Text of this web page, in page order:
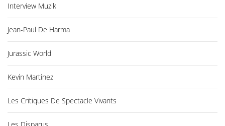
Interview Muzik
Jean-Paul De Harma
Jurassic World
Kevin Martinez
Les Critiques De Spectacle Vivants